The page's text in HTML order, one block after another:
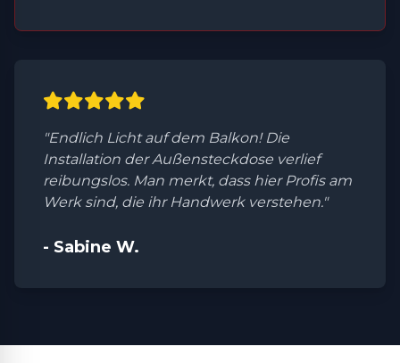
"Endlich Licht auf dem Balkon! Die
Installation der Außensteckdose verlief
reibungslos. Man merkt, dass hier Profis am
Werk sind, die ihr Handwerk verstehen."
- Sabine W.